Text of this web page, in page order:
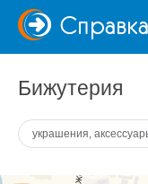
Справка
Бижутерия
украшения,